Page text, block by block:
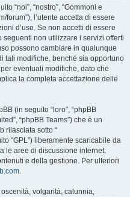
“noi”, “nostro”, “Gommoni e
forum”), l’utente accetta di essere
d’uso. Se non accetti di essere
seguenti non utilizzare i servizi offerti
possono cambiare in qualunque
tali modifiche, benché sia opportuno
eventuali modifiche, dato che
la completa accettazione delle
(in seguito “loro”, “phpBB
“phpBB Teams”) che è un
rilasciata sotto “
“GPL”) liberamente scaricabile da
le aree di discussione internet;
e della gestione. Per ulteriori
.
volgarità, calunnia,